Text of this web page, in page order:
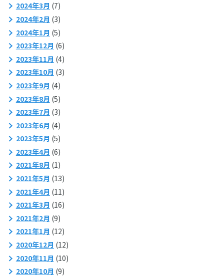
2024年3月 (7)
2024年2月 (3)
2024年1月 (5)
2023年12月 (6)
2023年11月 (4)
2023年10月 (3)
2023年9月 (4)
2023年8月 (5)
2023年7月 (3)
2023年6月 (4)
2023年5月 (5)
2023年4月 (6)
2021年8月 (1)
2021年5月 (13)
2021年4月 (11)
2021年3月 (16)
2021年2月 (9)
2021年1月 (12)
2020年12月 (12)
2020年11月 (10)
2020年10月 (9)